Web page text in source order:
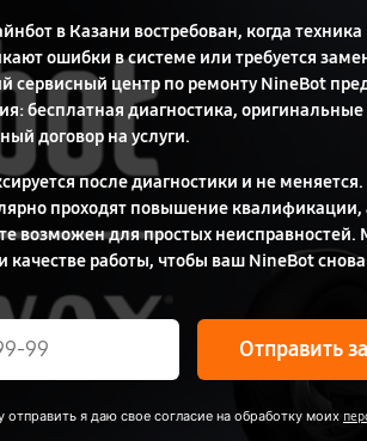
в Казани востребован, когда техника
ошибки в системе или требуется
сервисный центр по ремонту NineBot
бесплатная диагностика, оригинальные
договор на услуги.
после диагностики и не меняется.
проходят повышение квалификации,
возможен для простых неисправностей.
работы, чтобы ваш NineBot
Отправить
отправить я даю свое согласие на обработку моих